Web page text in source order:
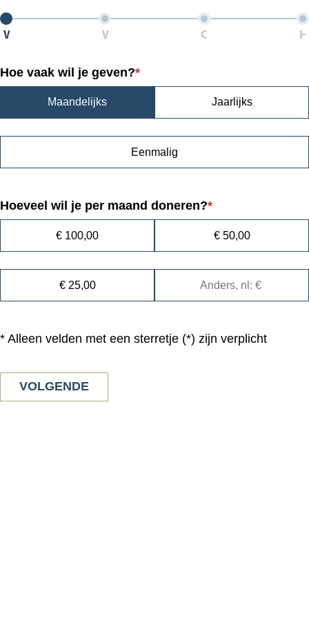
Sla
links
Spring
de
inhoud
Huidig:
Wat wil je geven?Wie ben je? Contactgegevens
Hoe vaak wil je geven?*
Maandelijks Jaarlijks
Eenmalig
Hoeveel wil je per maand doneren?*
€ 100,00 € 50,00
€ 25,00
* Alleen velden met een sterretje (*) zijn verplicht
VOLGENDE